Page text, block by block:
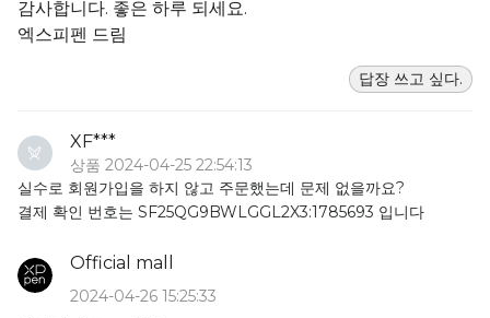
감사합니다. 좋은 하루 되세요.
엑스피펜 드림
답장 쓰고 싶다.
XF***
상품 2024-04-25 22:54:13
실수로 회원가입을 하지 않고 주문했는데 문제 없을까요?
결제 확인 번호는 SF25QG9BWLGGL2X3:1785693 입니다
Official mall
2024-04-26 15:25:33